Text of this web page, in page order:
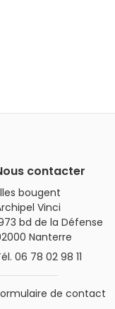
contacter
bougent
Vinci
bd de la Défense
Nanterre
06 78 02 98 11
de contact